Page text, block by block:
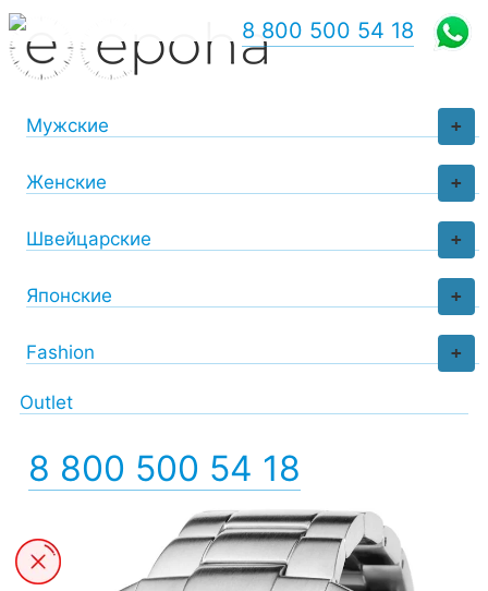
+
Мужские
+
Женские
+
Швейцарские
+
Японские
+
Fashion
Outlet
8 800 500 54 18
8 800 500 54 18